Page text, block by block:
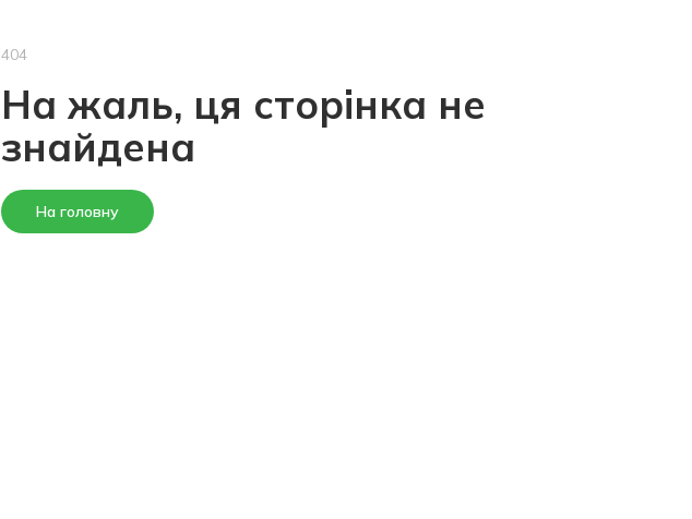
404
На жаль, ця сторінка не
знайдена
На головну